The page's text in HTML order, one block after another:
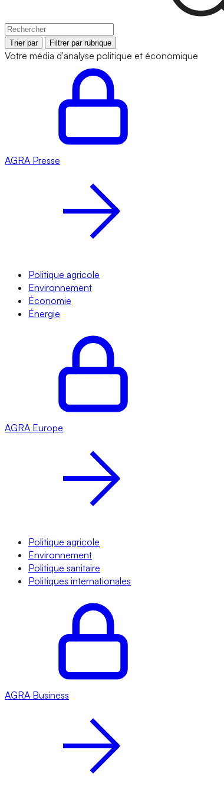
Trier par Filtrer par rubrique
Votre média d'analyse politique et économique
AGRA Presse
Politique agricole
Environnement
Économie
Énergie
AGRA Europe
Politique agricole
Environnement
Politique sanitaire
Politiques internationales
AGRA Business